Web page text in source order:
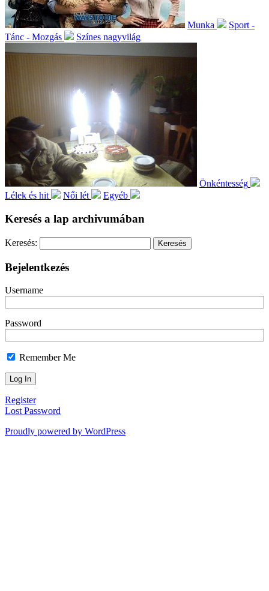
Munka
Sport -
Tánc - Mozgás
Színes nagyvilág
Önkéntesség
Lélek és hit
Női lét Egyéb
Keresés a lap archivumában
Keresés:
Bejelentkezés
Username
Password
Remember Me
Register
Lost Password
Proudly powered by WordPress